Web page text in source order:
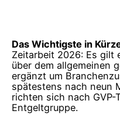
Das Wichtigste in
Zeitarbeit 2026: Es gilt
über dem allgemeinen
ergänzt um
spätestens nach neun
richten sich nach GVP-
Entgeltgruppe.